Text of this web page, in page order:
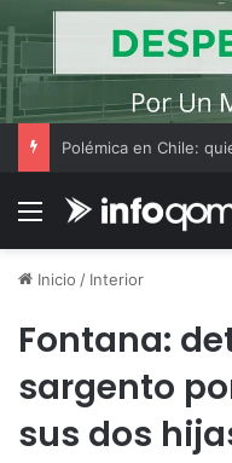
Menú
Inicio / Interior
Fontana:
sargento
sus dos